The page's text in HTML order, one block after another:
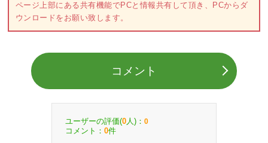
ページ上部にある共有機能でPCと情報共有して頂き、PCからダ
ウンロードをお願い致します。
コメント
ユーザーの評価(0 人)： 0
コメント： 0件